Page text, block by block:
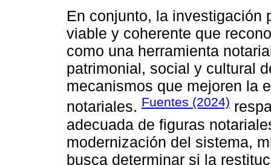
En conjunto, la investigación
viable y coherente que
como una herramienta
patrimonial, social y cultural
mecanismos que mejoren la
notariales. Fuentes (2024)
adecuada de figuras
modernización del sistema,
busca determinar si la